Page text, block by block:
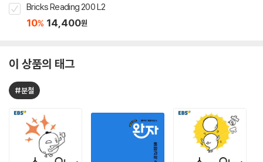
Bricks Reading 200 L2
10% 14,400원
이 상품의 태그
#분철